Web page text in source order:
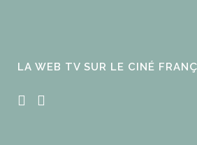
LA WEB TV SUR LE CINÉ